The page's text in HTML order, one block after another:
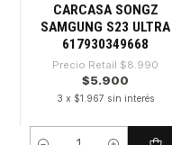
CARCASA SONGZ
SAMGUNG S23 ULTRA
617930349668
Precio Retail $8.990
$5.900
3 x $1.967 sin interés